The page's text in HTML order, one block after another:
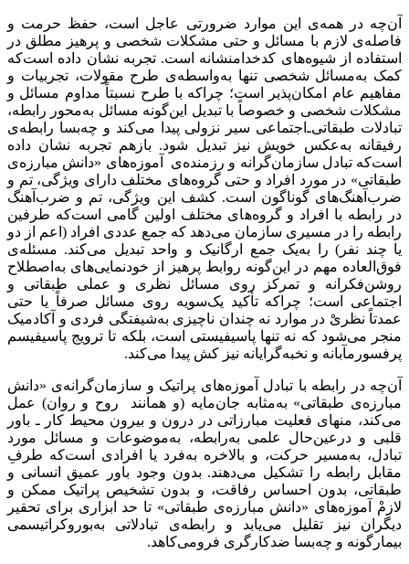
آن‌چه در همه‌ی این موارد ضرورتی عاجل است، حفظ حرمت و
فاصله‌ی لازم با مسائل و حتی مشکلات شخصی و پرهیز مطلق در
استفاده از شیوه‌های کدخدامنشانه است. تجربه نشان داده است‌که
کمک به‌مسائل شخصی تنها به‌واسطه‌ی طرح مقولات، تجربیات و
مفاهیم عام امکان‌پذیر است؛ چراکه با طرح نسبتاً مداوم مسائل و
مشکلات شخصی و خصوصاً با تبدیل این‌گونه مسائل به‌محور رابطه‌،
تبادلات طبقاتی‌ـ‌اجتماعی سیر نزولی پیدا می‌کند و چه‌بسا رابطه‌ی
رفیقانه به‌عکس خویش نیز تبدیل شود. بازهم تجربه نشان داده
است‌که تبادل سازمان‌گرانه و رزمنده‌ی آموزه‌های «دانش مبارزه‌ی
طبقاتی» در مورد افراد و حتی گروه‌های مختلف دارای ویژگی، تم و
ضرب‌آهنگ‌های گوناگون است. کشف این ویژگی‌، تم و ضرب‌آهنگ
در رابطه با افراد و گروه‌های مختلف اولین گامی است‌که طرفین
رابطه را در مسیری سازمان می‌دهد که جمع عددی افراد (اعم از دو
یا چند نفر) را به‌یک جمع ارگانیک و واحد تبدیل می‌کند. مسئله‌ی
فوق‌العاده مهم در این‌گونه روابط پرهیز از خودنمایی‌های به‌اصطلاح
روشن‌فکرانه و تمرکز روی مسائل نظری و عملی طبقاتی و
اجتماعی است؛ چراکه تأکید یک‌سویه روی مسائل صرفاً یا حتی
عمدتاً نظریْ در موارد نه چندان ناچیزی به‌‌شیفتگی فردی و آکادمیک
منجر می‌شود که نه تنها پاسیفیستی است، بلکه تا ترویج پاسیفیسم
پرفسورمآبانه و نخبه‌گرایانه نیز کش پیدا می‌کند.
آن‌چه در رابطه‌ با تبادل آموزه‌های پراتیک و سازمان‌گرانه‌ی «دانش
مبارزه‌ی طبقاتی» به‌مثابه جان‌مایه (و همانند روح و روان) عمل
می‌کند، منهای فعلیت مبارزاتی در درون و بیرون محیط کار ـ باور
قلبی و درعین‌حال علمی به‌رابطه، به‌موضوعات و مسائل مورد
تبادل، به‌‌مسیر حرکت، و بالاخره به‌فرد یا افرادی است‌که طرفِ
مقابل رابطه را تشکیل می‌دهند. بدون وجود باور عمیق انسانی و
طبقاتی، بدون احساس رفاقت، و بدون تشخیص پراتیک ممکن و
لازمْ آموزه‌های «دانش مبارزه‌ی طبقاتی» تا حد ابزاری برای تحقیر
دیگران نیز تقلیل می‌یابد و رابطه‌ی تبادلاتی به‌بوروکراتیسمی
بیمارگونه و چه‌بسا ضدکارگری فرومی‌کاهد.